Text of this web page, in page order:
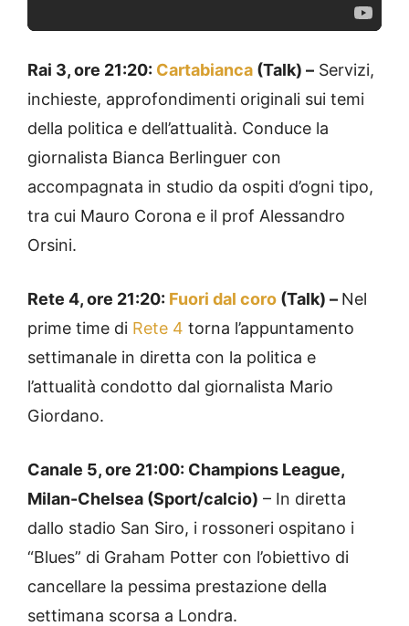
Rai 3, ore 21:20: Cartabianca (Talk) – Servizi,
inchieste, approfondimenti originali sui temi
della politica e dell’attualità. Conduce la
giornalista Bianca Berlinguer con
accompagnata in studio da ospiti d’ogni tipo,
tra cui Mauro Corona e il prof Alessandro
Orsini.
Rete 4, ore 21:20: Fuori dal coro (Talk) – Nel
prime time di Rete 4 torna l’appuntamento
settimanale in diretta con la politica e
l’attualità condotto dal giornalista Mario
Giordano.
Canale 5, ore 21:00: Champions League,
Milan-Chelsea (Sport/calcio) – In diretta
dallo stadio San Siro, i rossoneri ospitano i
“Blues” di Graham Potter con l’obiettivo di
cancellare la pessima prestazione della
settimana scorsa a Londra.